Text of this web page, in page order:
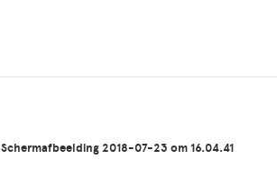
Schermafbeelding 2018-07-23 om 16.04.41